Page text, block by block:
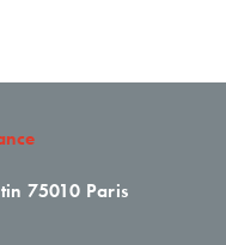
75010 Paris